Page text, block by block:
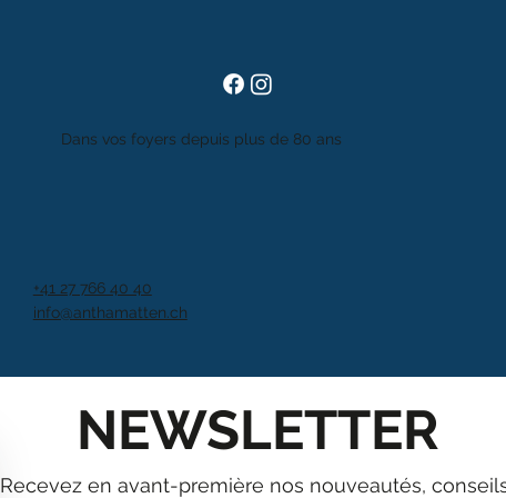
Dans vos foyers depuis plus de 80 ans
+41 27 766 40 40
info@anthamatten.ch
NEWSLETTER
Recevez en avant-première nos nouveautés,